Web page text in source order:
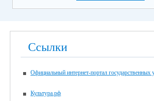
Ссылки
Официальный интернет-портал государственных
Культура.рф